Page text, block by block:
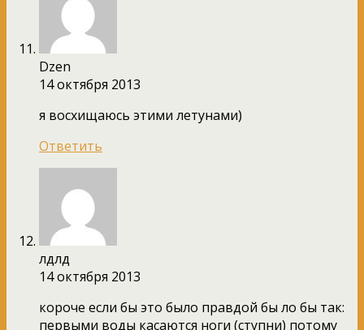
Dzen
14 октября 2013
я восхищаюсь этими летунами)
Ответить
лдлд
14 октября 2013
короче если бы это было правдой бы ло бы так:
первыми воды касаются ноги (ступни) потому